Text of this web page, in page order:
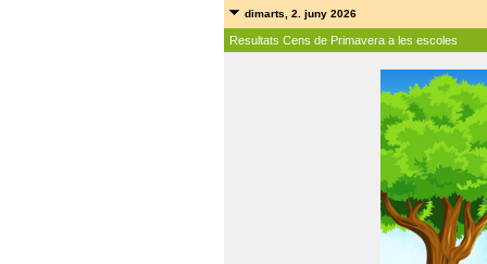
dimarts, 2. juny 2026
Resultats Cens de Primavera a les escoles